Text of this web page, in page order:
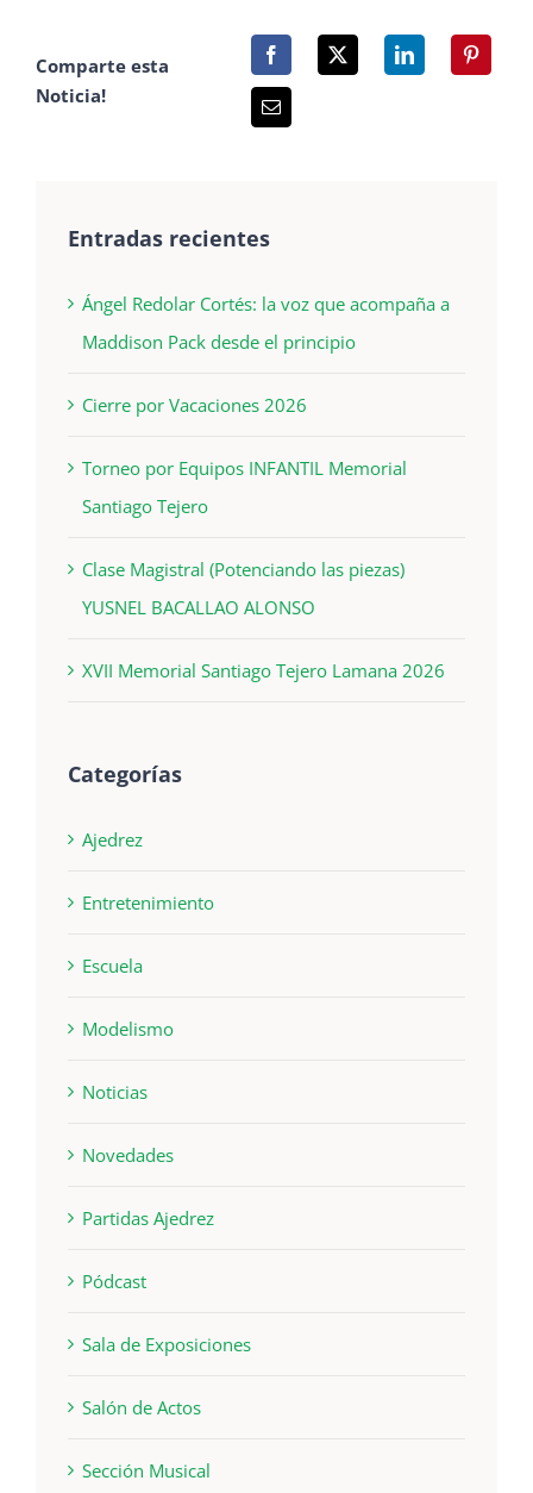
Comparte esta
Noticia!
Entradas recientes
Ángel Redolar Cortés: la voz que acompaña a
Maddison Pack desde el principio
Cierre por Vacaciones 2026
Torneo por Equipos INFANTIL Memorial
Santiago Tejero
Clase Magistral (Potenciando las piezas)
YUSNEL BACALLAO ALONSO
XVII Memorial Santiago Tejero Lamana 2026
Categorías
Ajedrez
Entretenimiento
Escuela
Modelismo
Noticias
Novedades
Partidas Ajedrez
Pódcast
Sala de Exposiciones
Salón de Actos
Sección Musical